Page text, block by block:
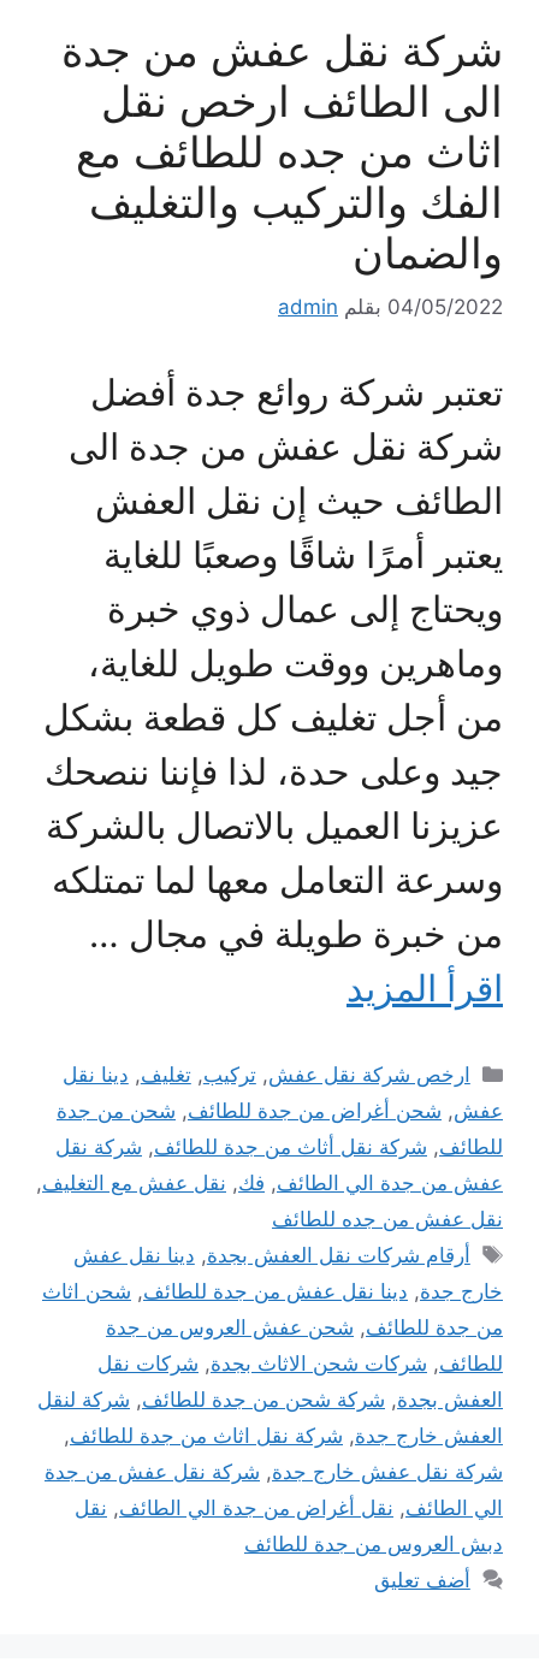
شركة نقل عفش من جدة
الى الطائف ارخص نقل
اثاث من جده للطائف مع
الفك والتركيب والتغليف
والضمان
04/05/2022 بقلم admin
تعتبر شركة روائع جدة أفضل
شركة نقل عفش من جدة الى
الطائف حيث إن نقل العفش
يعتبر أمرًا شاقًا وصعبًا للغاية
ويحتاج إلى عمال ذوي خبرة
وماهرين ووقت طويل للغاية،
من أجل تغليف كل قطعة بشكل
جيد وعلى حدة، لذا فإننا ننصحك
عزيزنا العميل بالاتصال بالشركة
وسرعة التعامل معها لما تمتلكه
من خبرة طويلة في مجال …
اقرأ المزيد
التصنيفات
ارخص شركة نقل عفش,تركيب,تغليف, دينا نقل
عفش, شحن أغراض من جدة للطائف, شحن من جدة
للطائف, شركة نقل أثاث من جدة للطائف, شركة نقل
عفش من جدة الي الطائف, فك, نقل عفش مع التغليف,
نقل عفش من جده للطائف
الوسوم
أرقام شركات نقل العفش بجدة, دينا نقل عفش
خارج جدة, دينا نقل عفش من جدة للطائف, شحن اثاث
من جدة للطائف, شحن عفش العروس من جدة
للطائف, شركات شحن الاثاث بجدة, شركات نقل
العفش بجدة, شركة شحن من جدة للطائف, شركة لنقل
العفش خارج جدة, شركة نقل اثاث من جدة للطائف,
شركة نقل عفش خارج جدة, شركة نقل عفش من جدة
الي الطائف, نقل أغراض من جدة الي الطائف, نقل
دبش العروس من جدة للطائف
أضف تعليق